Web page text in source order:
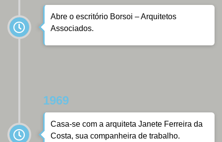
Abre o escritório Borsoi – Arquitetos
Associados.
1969
Casa-se com a arquiteta Janete Ferreira da
Costa, sua companheira de trabalho.